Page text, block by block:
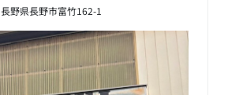
長野県長野市富竹162-1